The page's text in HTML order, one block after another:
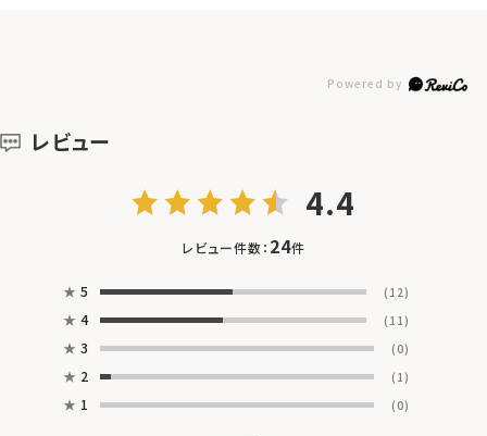
レビュー
4.4
レビュー件数： 24件
★ 5 (12)
★ 4 (11)
★ 3 (0)
★ 2 (1)
★ 1 (0)